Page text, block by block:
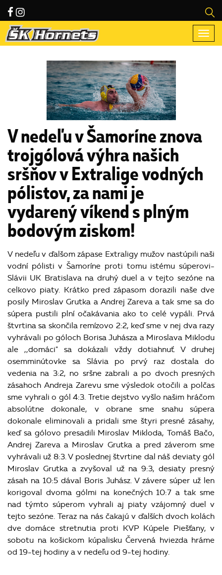
V nedeľu v Šamoríne znova
trojgólová výhra našich
sršňov v Extralige vodných
pólistov, za nami je
vydarený víkend s plným
bodovým ziskom!
V nedeľu v ďalšom zápase Extraligy mužov nastúpili naši
vodní pólisti v Šamoríne proti tomu istému súperovi-
Slávii UK Bratislava na druhý duel a v tejto sezóne na
celkovo piaty. Krátko pred zápasom dorazili naše dve
posily Miroslav Grutka a Andrej Zareva a tak sme sa do
súpera pustili plní očakávania ako to celé vypáli. Prvá
štvrtina sa skončila remízovo 2:2, keď sme v nej dva razy
vyhrávali po góloch Borisa Juhásza a Miroslava Miklodu
ale ,,domáci" sa dokázali vždy dotiahnuť. V druhej
osemminútovke sa Slávia po prvý raz dostala do
vedenia na 3:2, no sršne zabrali a po dvoch presných
zásahoch Andreja Zarevu sme výsledok otočili a polčas
sme vyhrali o gól 4:3. Tretie dejstvo vyšlo našim hráčom
absolútne dokonale, v obrane sme snahu súpera
dokonale eliminovali a pridali sme štyri presné zásahy,
keď sa gólovo presadili Miroslav Mikloda, Tomáš Bačo,
Andrej Zareva a Miroslav Grutka a pred záverom sme
vyhrávali už 8:3. V poslednej štvrtine dal náš deviaty gól
Miroslav Grutka a zvyšoval už na 9:3, desiaty presný
zásah na 10:5 dával Boris Juhász. V závere súper už len
korigoval dvoma gólmi na konečných 10:7 a tak sme
nad týmto súperom vyhrali aj piaty vzájomný duel v
tejto sezóne. Teraz na nás čakajú v ďalších dvoch kolách
dve domáce stretnutia proti KVP Kúpele Piešťany, v
sobotu na košickom kúpalisku Červená hviezda hráme
od 19-tej hodiny a v nedeľu od 9-tej hodiny.